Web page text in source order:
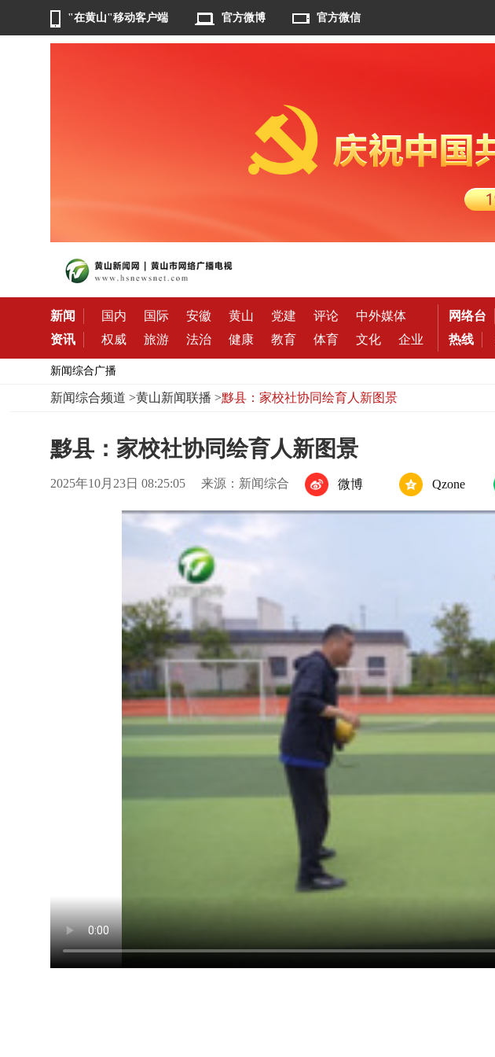
"在黄山"移动客户端 官方微博 官方微信
新闻 国内 国际 安徽 黄山 党建 评论
中外媒体
资讯
权威 旅游 法治 健康 教育 体育 文化 企业
网络台
热线
新闻综合广播
新闻综合频道 >黄山新闻联播 >黟县：家校社协同绘育人新图景
黟县：家校社协同绘育人新图景
2025年10月23日 08:25:05 来源：新闻综合 微博 Qzone